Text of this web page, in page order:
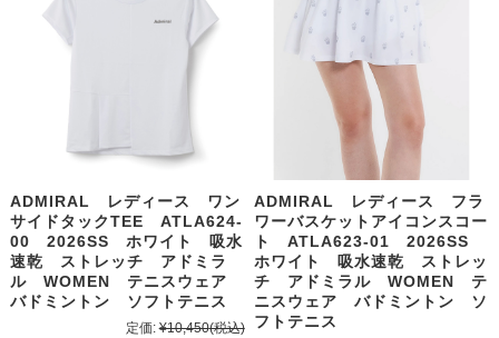
ADMIRAL レディース ワン
サイドタックTEE ATLA624-
00 2026SS ホワイト 吸水
速乾 ストレッチ アドミラ
ル WOMEN テニスウェア
バドミントン ソフトテニス
定価: ¥10,450(税込)
ADMIRAL レディース フラ
ワーバスケットアイコンスコー
ト ATLA623-01 2026SS
ホワイト 吸水速乾 ストレッ
チ アドミラル WOMEN テ
ニスウェア バドミントン ソ
フトテニス